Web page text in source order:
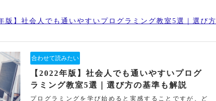
版】社会人でも通いやすいプログラミング教室5選｜選び方
【2022年版】社会人でも通いやすいプログ
ラミング教室5選｜選び方の基準も解説
プログラミングを学び始めると実感することですが、ど